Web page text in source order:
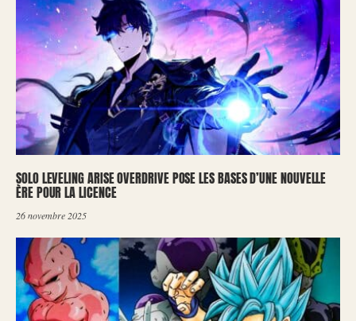
SOLO LEVELING ARISE OVERDRIVE POSE LES BASES D’UNE NOUVELLE
ÈRE POUR LA LICENCE
26 novembre 2025